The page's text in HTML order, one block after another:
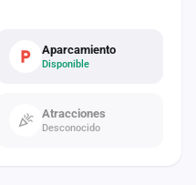
Aparcamiento
Disponible
Atracciones
Desconocido